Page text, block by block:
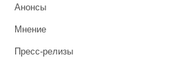
Анонсы
Мнение
Пресс-релизы